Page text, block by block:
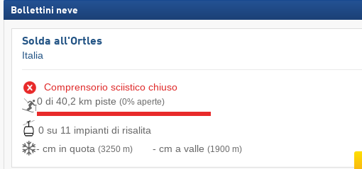
Bollettini neve
Solda all'Ortles
Italia
Comprensorio sciistico chiuso
0 di 40,2 km piste (0% aperte)
0 su 11 impianti di risalita
- cm in quota (3250 m) - cm a valle (1900 m)